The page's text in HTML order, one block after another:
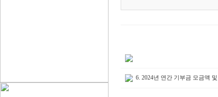
6. 2024년 연간 기부금 모금액